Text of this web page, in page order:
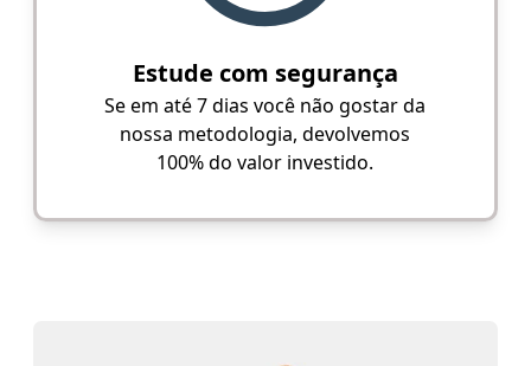
Estude com segurança
Se em até 7 dias você não gostar da
nossa metodologia, devolvemos
100% do valor investido.